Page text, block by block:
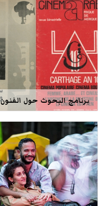
برنامج البحوث حول الفنون